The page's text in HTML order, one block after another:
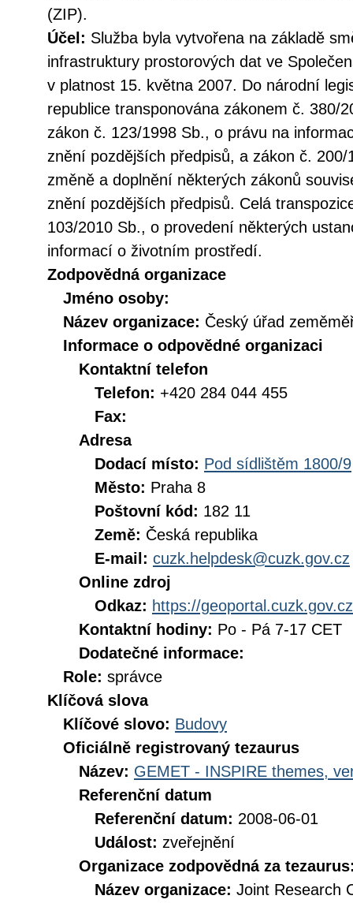
(ZIP).
Účel: Služba byla vytvořena na základě
infrastruktury prostorových dat ve
v platnost 15. května 2007. Do národní
republice transponována zákonem č. 380/
zákon č. 123/1998 Sb., o právu na
znění pozdějších předpisů, a zákon č.
změně a doplnění některých zákonů
znění pozdějších předpisů. Celá
103/2010 Sb., o provedení některých
informací o životním prostředí.
Zodpovědná organizace
Jméno osoby:
Název organizace: Český úřad
Informace o odpovědné organizaci
Kontaktní telefon
Telefon: +420 284 044 455
Fax:
Adresa
Dodací místo: Pod sídlištěm 1800/9
Město: Praha 8
Poštovní kód: 182 11
Země: Česká republika
E-mail: cuzk.helpdesk@cuzk.gov.cz
Online zdroj
Odkaz: https://geoportal.cuzk.gov.cz
Kontaktní hodiny: Po - Pá 7-17 CET
Dodatečné informace:
Role: správce
Klíčová slova
Klíčové slovo: Budovy
Oficiálně registrovaný tezaurus
Název: GEMET - INSPIRE themes,
Referenční datum
Referenční datum: 2008-06-01
Událost: zveřejnění
Organizace zodpovědná za
Název organizace: Joint Research